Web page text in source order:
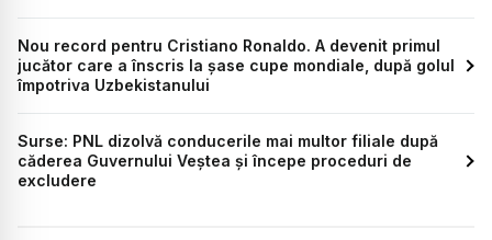
Nou record pentru Cristiano Ronaldo. A devenit primul
jucător care a înscris la șase cupe mondiale, după golul
împotriva Uzbekistanului
Surse: PNL dizolvă conducerile mai multor filiale după
căderea Guvernului Veștea și începe proceduri de
excludere